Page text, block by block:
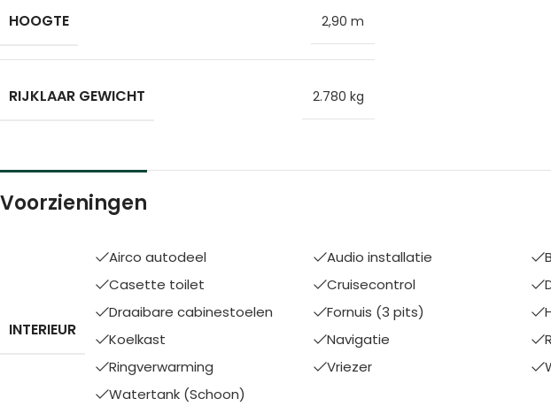
HOOGTE 2,90 m
RIJKLAAR GEWICHT 2.780 kg
Voorzieningen
INTERIEUR
Airco autodeel Audio installatie
Casette toilet
Cruisecontrol
Draaibare cabinestoelen
Fornuis (3 pits)
Koelkast
Navigatie
Ringverwarming
Vriezer
Watertank (Schoon)